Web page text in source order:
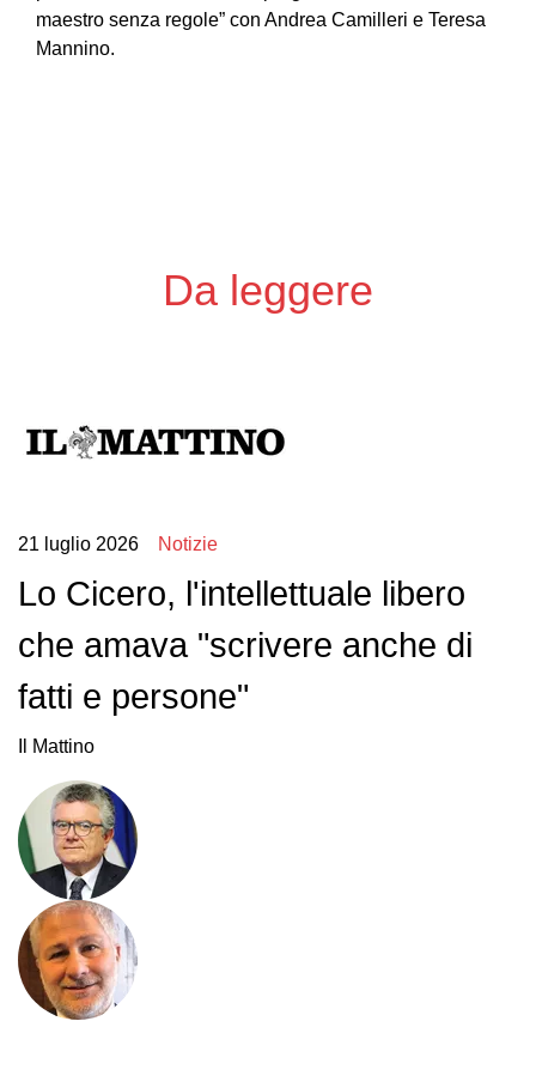
maestro senza regole” con Andrea Camilleri e Teresa
Mannino.
Da leggere
21 luglio 2026 Notizie
Lo Cicero, l'intellettuale libero
che amava "scrivere anche di
fatti e persone"
Il Mattino